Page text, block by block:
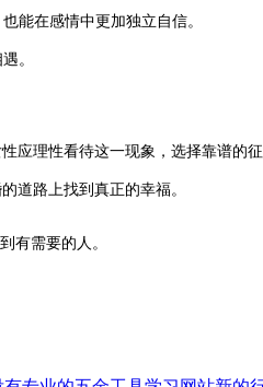
能在感情中更加独立自信。
。
理性看待这一现象，选择靠谱的
道路上找到真正的幸福。
有需要的人。